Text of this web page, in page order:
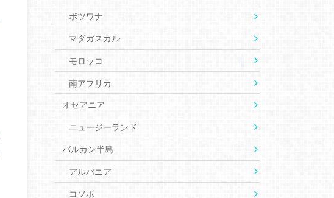
ボツワナ
マダガスカル
モロッコ
南アフリカ
オセアニア
ニュージーランド
バルカン半島
アルバニア
コソボ